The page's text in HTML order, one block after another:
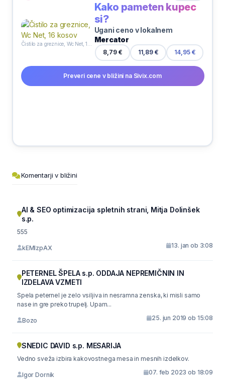
Kako pameten kupec
si?
Ugani ceno v lokalnem
Mercator
8,79 € 11,89 € 14,95 €
Preveri cene v bližini na Sivix.com
Komentarji v bližini
AI & SEO optimizacija spletnih strani, Mitja Dolinšek
s.p.
555
kEMlzpAX 13. jan ob 3:08
PETERNEL ŠPELA s.p. ODDAJA NEPREMIČNIN IN
IZDELAVA VZMETI
Spela peternel je zelo vsiljiva in nesramna zenska, ki misli samo
nase in gre preko trupelj. Upam...
Bozo 25. jun 2019 ob 15:08
SNEDIC DAVID s.p. MESARIJA
Vedno sveža izbira kakovostnega mesa in mesnih izdelkov.
Igor Dornik 07. feb 2023 ob 18:09